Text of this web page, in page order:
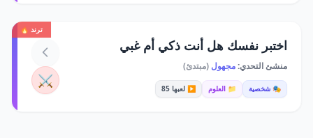
ترند 🔥
اختبر نفسك هل أنت ذكي أم غبي
منشئ التحدي:مجهول (مبتدئ)
🎭 شخصية 📁 العلوم ▶️ لعبها 85 ⚔️